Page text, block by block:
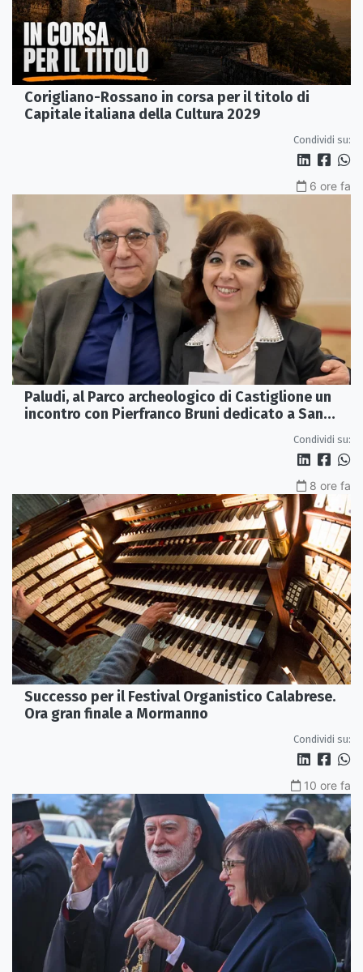
Corigliano-Rossano in corsa per il titolo di
Capitale italiana della Cultura 2029
Condividi su:
6 ore fa
Paludi, al Parco archeologico di Castiglione un
incontro con Pierfranco Bruni dedicato a San
Condividi su:
8 ore fa
Successo per il Festival Organistico Calabrese.
Ora gran finale a Mormanno
Condividi su:
10 ore fa